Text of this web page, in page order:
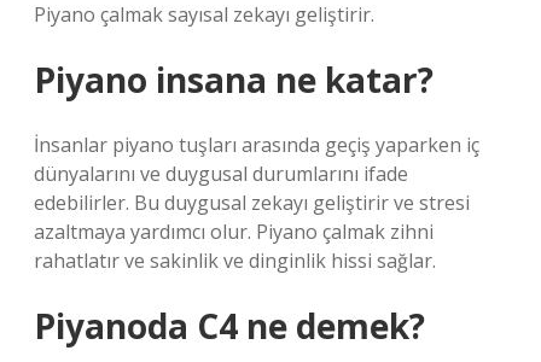
Piyano çalmak sayısal zekayı geliştirir.
Piyano insana ne katar?
İnsanlar piyano tuşları arasında geçiş yaparken iç
dünyalarını ve duygusal durumlarını ifade
edebilirler. Bu duygusal zekayı geliştirir ve stresi
azaltmaya yardımcı olur. Piyano çalmak zihni
rahatlatır ve sakinlik ve dinginlik hissi sağlar.
Piyanoda C4 ne demek?